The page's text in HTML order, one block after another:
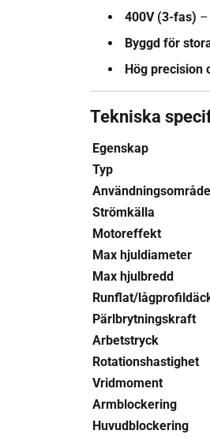
400V (3-fas)
Byggd för
Hög
Tekniska
Egenskap
Typ
Användningsområde
Strömkälla
Motoreffekt
Max hjuldiameter
Max hjulbredd
Runflat/
Pärlbrytningskraft
Arbetstryck
Rotationshastighet
Vridmoment
Armblockering
Huvudblockering